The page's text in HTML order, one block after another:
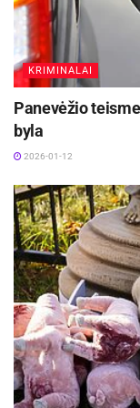
bei A.
14
Spalvinguosius
KRIMINALAI
Panevėžio
byla
2026-01-12